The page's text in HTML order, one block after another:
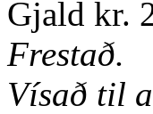
Gjald kr.
Frestað.
Vísað til